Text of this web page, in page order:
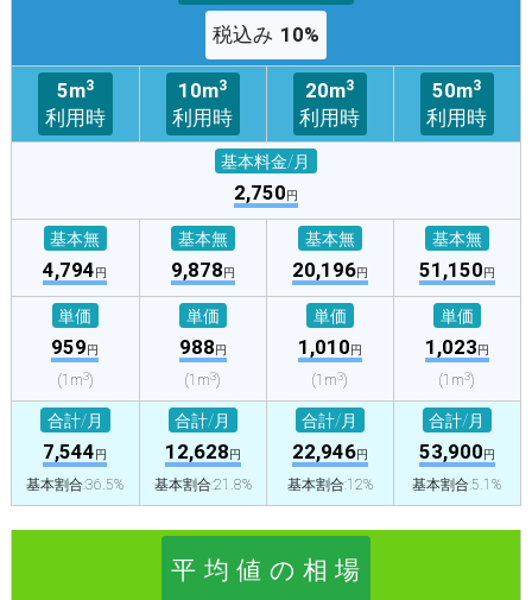
税込み 10%
5m3
利用時
10m3
利用時
20m3
利用時
50m3
利用時
基本料金/月
2,750円
基本無
4,794円
基本無
9,878円
基本無
20,196円
基本無
51,150円
単価
959円
(1m3)
単価
988円
(1m3)
単価
1,010円
(1m3)
単価
1,023円
(1m3)
合計/月
7,544円
基本割合:36.5%
合計/月
12,628円
基本割合:21.8%
合計/月
22,946円
基本割合:12%
合計/月
53,900円
基本割合:5.1%
平 均 値 の 相 場